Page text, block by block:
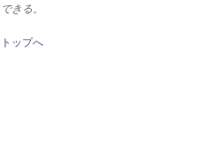
きる。
ップへ